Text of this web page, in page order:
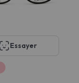
Essayer